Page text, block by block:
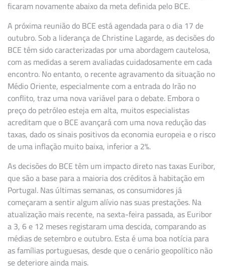
ficaram novamente abaixo da meta definida pelo BCE.
A próxima reunião do BCE está agendada para o dia 17 de
outubro. Sob a liderança de Christine Lagarde, as decisões do
BCE têm sido caracterizadas por uma abordagem cautelosa,
com as medidas a serem avaliadas cuidadosamente em cada
encontro. No entanto, o recente agravamento da situação no
Médio Oriente, especialmente com a entrada do Irão no
conflito, traz uma nova variável para o debate. Embora o
preço do petróleo esteja em alta, muitos especialistas
acreditam que o BCE avançará com uma nova redução das
taxas, dado os sinais positivos da economia europeia e o risco
de uma inflação muito baixa, inferior a 2%.
As decisões do BCE têm um impacto direto nas taxas Euribor,
que são a base para a maioria dos créditos à habitação em
Portugal. Nas últimas semanas, os consumidores já
começaram a sentir algum alívio nas suas prestações. Na
atualização mais recente, na sexta-feira passada, as Euribor
a 3, 6 e 12 meses registaram uma descida, comparando as
médias de setembro e outubro. Esta é uma boa notícia para
as famílias portuguesas, desde que o cenário geopolítico não
se deteriore ainda mais.